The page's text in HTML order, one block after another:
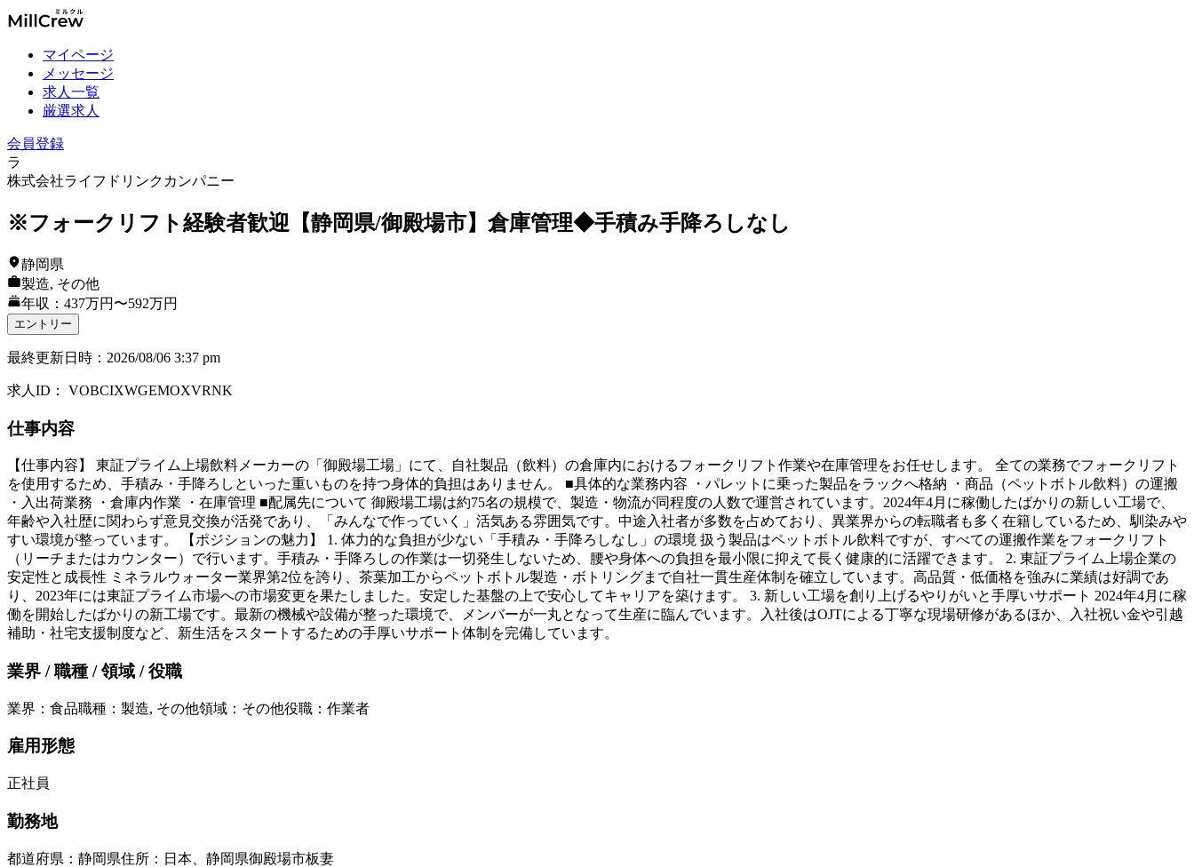
マイページ
メッセージ
求人一覧
厳選求人
会員登録
ラ
株式会社ライフドリンクカンパニー
※フォークリフト経験者歓迎【静岡県/御殿場市】倉庫管理◆手積み手降ろしなし
静岡県
製造, その他
年収：437万円〜592万円
エントリー
最終更新日時 ： 2026/08/06 3:37 pm
求人ID ： VOBCIXWGEMOXVRNK
仕事内容
【仕事内容】 東証プライム上場飲料メーカーの「御殿場工場」にて、自社製品（飲料）の倉庫内におけるフォークリフト作業や在庫管理をお任せします。 全ての業務でフォークリフト
を使用するため、手積み・手降ろしといった重いものを持つ身体的負担はありません。 ■具体的な業務内容 ・パレットに乗った製品をラックへ格納 ・商品（ペットボトル飲料）の運搬
・入出荷業務 ・倉庫内作業 ・在庫管理 ■配属先について 御殿場工場は約75名の規模で、製造・物流が同程度の人数で運営されています。2024年4月に稼働したばかりの新しい工場で、
年齢や入社歴に関わらず意見交換が活発であり、「みんなで作っていく」活気ある雰囲気です。中途入社者が多数を占めており、異業界からの転職者も多く在籍しているため、馴染みや
すい環境が整っています。 【ポジションの魅力】 1. 体力的な負担が少ない「手積み・手降ろしなし」の環境 扱う製品はペットボトル飲料ですが、すべての運搬作業をフォークリフト
（リーチまたはカウンター）で行います。手積み・手降ろしの作業は一切発生しないため、腰や身体への負担を最小限に抑えて長く健康的に活躍できます。 2. 東証プライム上場企業の
安定性と成長性 ミネラルウォーター業界第2位を誇り、茶葉加工からペットボトル製造・ボトリングまで自社一貫生産体制を確立しています。高品質・低価格を強みに業績は好調であ
り、2023年には東証プライム市場への市場変更を果たしました。安定した基盤の上で安心してキャリアを築けます。 3. 新しい工場を創り上げるやりがいと手厚いサポート 2024年4月に稼
働を開始したばかりの新工場です。最新の機械や設備が整った環境で、メンバーが一丸となって生産に臨んでいます。入社後はOJTによる丁寧な現場研修があるほか、入社祝い金や引越
補助・社宅支援制度など、新生活をスタートするための手厚いサポート体制を完備しています。
業界 / 職種 / 領域 / 役職
業界 ： 食品職種 ： 製造, その他領域 ： その他役職 ： 作業者
雇用形態
正社員
勤務地
都道府県 ： 静岡県住所 ： 日本、静岡県御殿場市板妻